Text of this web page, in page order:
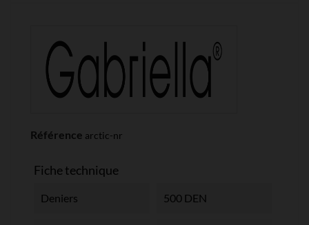
Référence arctic-nr
Fiche technique
Deniers 500 DEN